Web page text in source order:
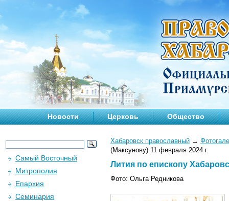
Новости Церковь Общество
Хабаровск православный →
(Максунову) 11 февраля 2024 г.
Лития по епископу
Фото: Ольга Редникова
Самый Восточный
Митрополия
Епархия
Семинария